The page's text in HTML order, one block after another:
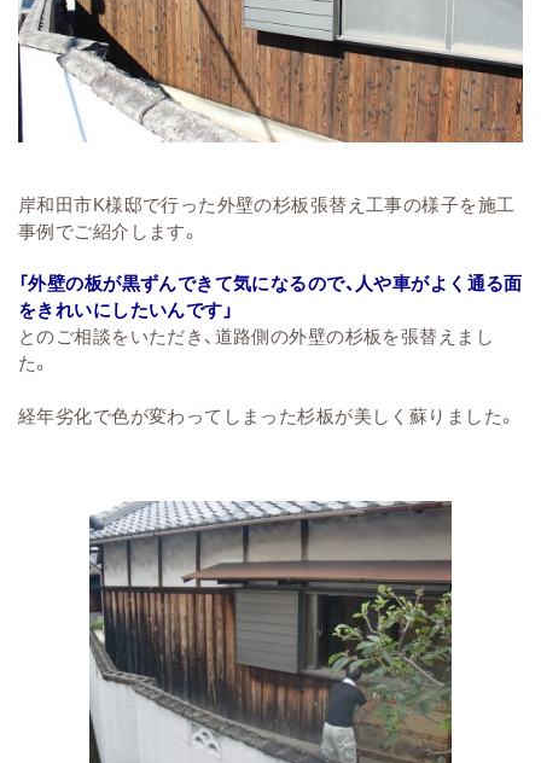
岸和田市K様邸で行った外壁の杉板張替え工事の様子を施工
事例でご紹介します。
「外壁の板が黒ずんできて気になるので、人や車がよく通る面
をきれいにしたいんです」
とのご相談をいただき、道路側の外壁の杉板を張替えまし
た。
経年劣化で色が変わってしまった杉板が美しく蘇りました。